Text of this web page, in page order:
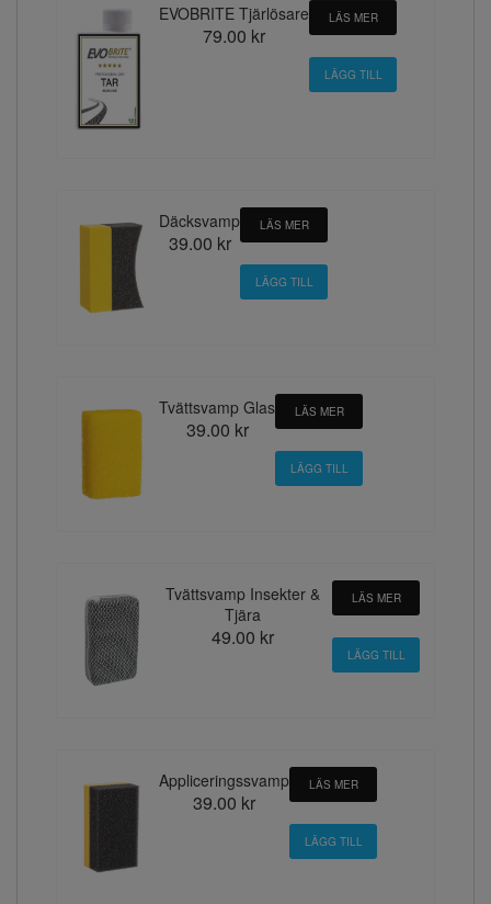
EVOBRITE Tjärlösare
79.00 kr
LÄS MER
Däcksvamp
39.00 kr
LÄS MER
Tvättsvamp Glas
39.00 kr
LÄS MER
Tvättsvamp Insekter &
Tjära
49.00 kr
LÄS MER
Appliceringssvamp
39.00 kr
LÄS MER